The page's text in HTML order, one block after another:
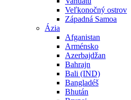
Veľkonočný ostrov
Západná Samoa
Ázia
Afganistan
Arménsko
Azerbajdžan
Bahrajn
Bali (IND)
Bangladéš
Bhután